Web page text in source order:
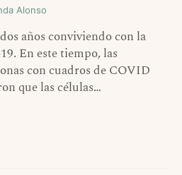
Alonso
años conviviendo con la
En este tiempo, las
con cuadros de COVID
que las células…